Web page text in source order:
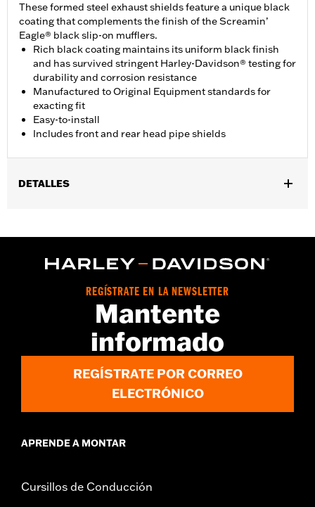
These formed steel exhaust shields feature a unique black
coating that complements the finish of the Screamin’
Eagle® black slip-on mufflers.
Rich black coating maintains its uniform black finish
and has survived stringent Harley-Davidson® testing for
durability and corrosion resistance
Manufactured to Original Equipment standards for
exacting fit
Easy-to-install
Includes front and rear head pipe shields
DETALLES
REGÍSTRATE EN LA NEWSLETTER
Mantente
informado
REGÍSTRATE POR CORREO
ELECTRÓNICO
APRENDE A MONTAR
Cursillos de Conducción